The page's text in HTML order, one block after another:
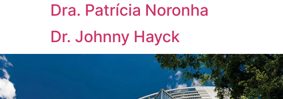
Dra. Patrícia Noronha
Dr. Johnny Hayck